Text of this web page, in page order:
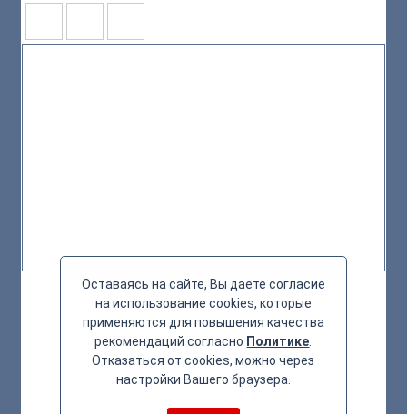
Оставаясь на сайте, Вы даете согласие
на использование cookies, которые
применяются для повышения качества
рекомендаций согласно Политике
Отказаться от cookies, можно через
настройки Вашего браузера.